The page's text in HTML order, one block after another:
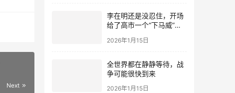
Next
李在明还是没忍住，开场
给了高市一个“下马威”，
2026年1月15日
全世界都在静静等待，战
争可能很快到来
2026年1月15日